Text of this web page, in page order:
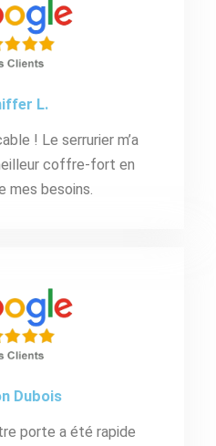
L.
! Le serrurier m’a
coffre-fort en
mes besoins.
Dubois
porte a été rapide